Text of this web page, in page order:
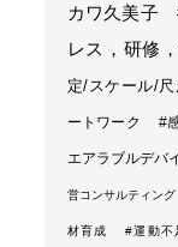
カワ久美子
レス，研修
定/スケール/尺
ートワーク #
エアラブルデバ
営コンサルティング
材育成 #運動不